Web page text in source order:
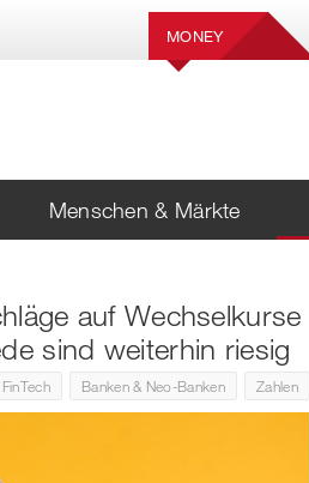
MONEY
Menschen & Märkte
auf Wechselkurse
sind weiterhin riesig
FinTech Banken & Neo-Banken Zahlen